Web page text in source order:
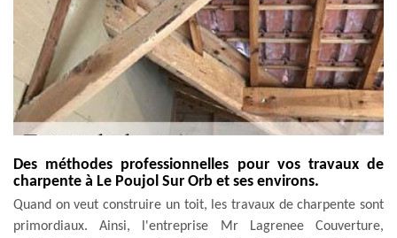
Des méthodes professionnelles pour vos travaux de
charpente à Le Poujol Sur Orb et ses environs.
Quand on veut construire un toit, les travaux de charpente sont
primordiaux. Ainsi, l'entreprise Mr Lagrenee Couverture,